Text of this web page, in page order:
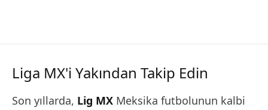
Liga MX'i Yakından Takip Edin
Son yıllarda, Lig MX Meksika futbolunun kalbi